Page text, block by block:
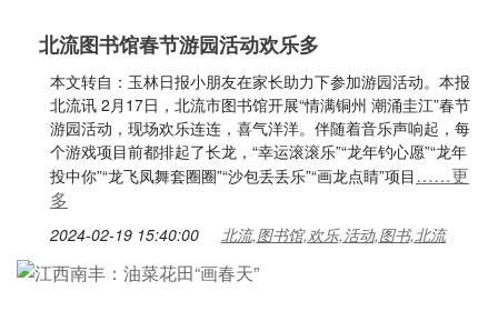
北流图书馆春节游园活动欢乐多
本文转自：玉林日报小朋友在家长助力下参加游园活动。本报
北流讯 2月17日，北流市图书馆开展“情满铜州 潮涌圭江”春节
游园活动，现场欢乐连连，喜气洋洋。伴随着音乐声响起，每
个游戏项目前都排起了长龙，“幸运滚滚乐”“龙年钓心愿”“龙年
投中你”“龙飞凤舞套圈圈”“沙包丢丢乐”“画龙点睛”项目……更
多
2024-02-19 15:40:00 北流,图书馆,欢乐,活动,图书,北流